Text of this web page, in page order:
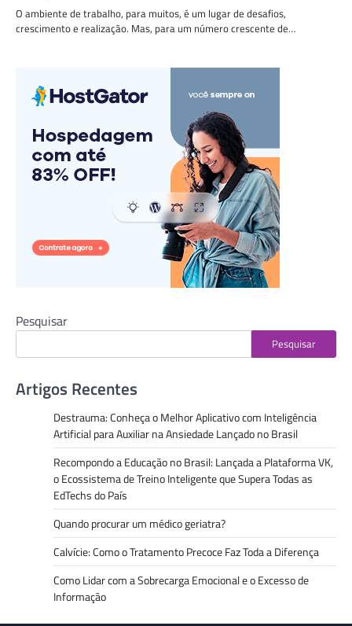
O ambiente de trabalho, para muitos, é um lugar de desafios,
crescimento e realização. Mas, para um número crescente de…
Pesquisar
Pesquisar
Artigos Recentes
Destrauma: Conheça o Melhor Aplicativo com Inteligência
Artificial para Auxiliar na Ansiedade Lançado no Brasil
Recompondo a Educação no Brasil: Lançada a Plataforma VK,
o Ecossistema de Treino Inteligente que Supera Todas as
EdTechs do País
Quando procurar um médico geriatra?
Calvície: Como o Tratamento Precoce Faz Toda a Diferença
Como Lidar com a Sobrecarga Emocional e o Excesso de
Informação